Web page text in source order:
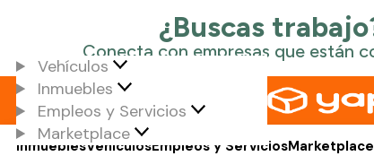
Vehículos
Inmuebles
Empleos y Servicios
Marketplace
Vehículos
Inmuebles Empleos y ServiciosMarketplace